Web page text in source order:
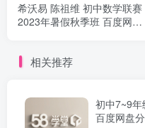
希沃易 陈祖维 初中数学联赛
2023年暑假秋季班 百度网盘
相关推荐
初中7~9
百度网盘